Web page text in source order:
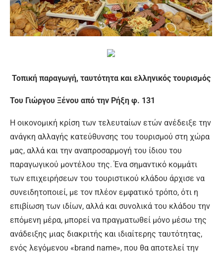
Τοπική παραγωγή, ταυτότητα και ελληνικός τουρισμός
Του Γιώργου Ξένου από την Ρήξη φ. 131
Η οικονομική κρίση των τελευταίων ετών ανέδειξε την
ανάγκη αλλαγής κατεύθυνσης του τουρισμού στη χώρα
μας, αλλά και την αναπροσαρμογή του ίδιου του
παραγωγικού μοντέλου της. Ένα σημαντικό κομμάτι
των επιχειρήσεων του τουριστικού κλάδου άρχισε να
συνειδητοποιεί, με τον πλέον εμφατικό τρόπο, ότι η
επιβίωση των ιδίων, αλλά και συνολικά του κλάδου την
επόμενη μέρα, μπορεί να πραγματωθεί μόνο μέσω της
ανάδειξης μιας διακριτής και ιδιαίτερης ταυτότητας,
ενός λεγόμενου «brand name», που θα αποτελεί την